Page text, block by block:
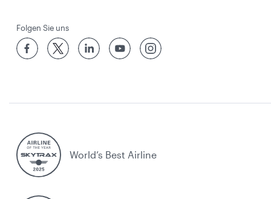
Folgen Sie uns
World’s Best Airline